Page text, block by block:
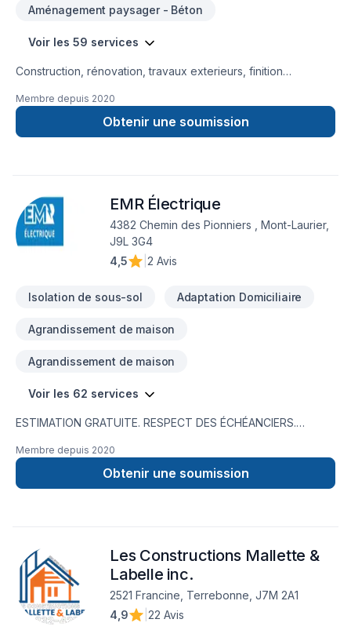
Aménagement paysager - Béton
Voir les 59 services
Construction, rénovation, travaux exterieurs, finition
Marc Antoine Giroux GMA Construction Inc.
Membre depuis 2020
Obtenir une soumission
EMR Électrique
4382 Chemin des Pionniers , Mont-Laurier,
J9L 3G4
4,5
2 Avis
Isolation de sous-sol Adaptation Domiciliaire
Agrandissement de maison
Agrandissement de maison
Voir les 62 services
ESTIMATION GRATUITE. RESPECT DES ÉCHÉANCIERS.
électricien à Mont-Laurier, propose des solutions innovantes
pour répondre aux besoins de la clientèle des Hautes-
Laurentides et de la Vallée-de-la-Gatineau. EMR Électrique
Membre depuis 2020
Obtenir une soumission
Les Constructions Mallette &
Labelle inc.
2521 Francine, Terrebonne, J7M 2A1
4,9
22 Avis